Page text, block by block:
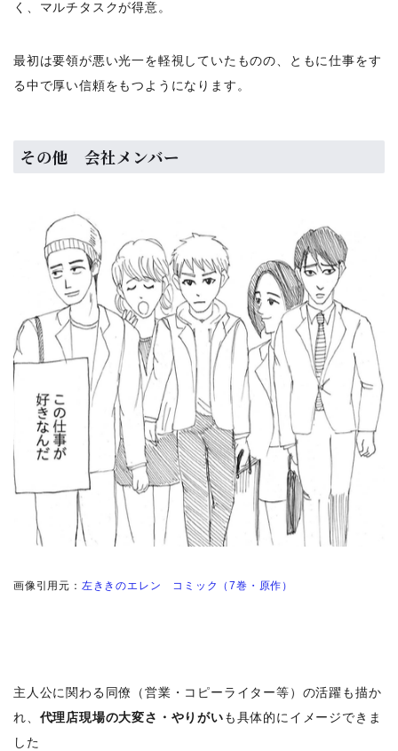
く、マルチタスクが得意。
最初は要領が悪い光一を軽視していたものの、ともに仕事をす
る中で厚い信頼をもつようになります。
その他 会社メンバー
画像引用元： 左ききのエレン コミック（7巻・原作）
主人公に関わる同僚（営業・コピーライター等）の活躍も描か
れ、 代理店現場の大変さ・やりがいも具体的にイメージできま
した